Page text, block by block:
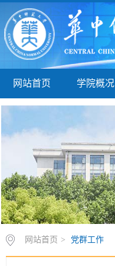
网站首页 学院概况
网站首页 > 党群工作